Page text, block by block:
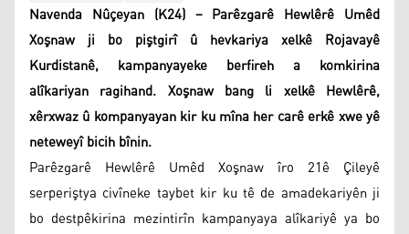
Navenda Nûçeyan (K24) – Parêzgarê Hewlêrê Umêd
Xoşnaw ji bo piştgirî û hevkariya xelkê Rojavayê
Kurdistanê, kampanyayeke berfireh a komkirina
alîkariyan ragihand. Xoşnaw bang li xelkê Hewlêrê,
xêrxwaz û kompanyayan kir ku mîna her carê erkê xwe yê
neteweyî bicih bînin.
Parêzgarê Hewlêrê Umêd Xoşnaw îro 21ê Çileyê
serperiştya civîneke taybet kir ku tê de amadekariyên ji
bo destpêkirina mezintirîn kampanyaya alîkariyê ya bo